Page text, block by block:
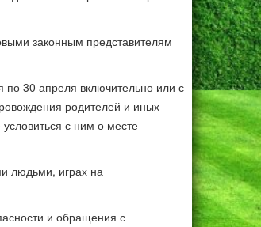
законным представителям
по 30 апреля включительно или с
родителей и иных
с ним о месте
людьми, играх на
и обращения с